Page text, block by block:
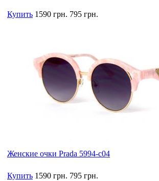
Купить 1590 грн. 795 грн.
Женские очки Prada 5994-c04
Купить 1590 грн. 795 грн.